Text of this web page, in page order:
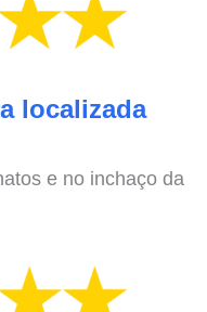
localizada
e no inchaço da